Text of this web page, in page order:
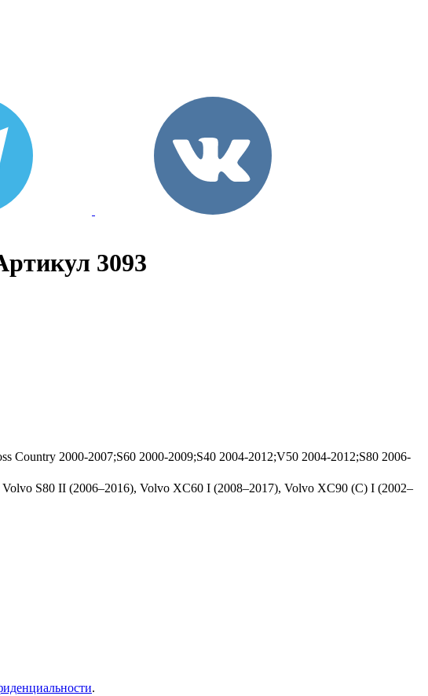
3093
Country 2000-2007;S60 2000-2009;S40 2004-2012;V50 2004-2012;S80 2006-
S80 II (2006–2016), Volvo XC60 I (2008–2017), Volvo XC90 (C) I (2002–
.